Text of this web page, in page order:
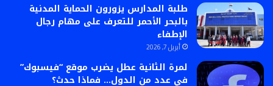
طلبة المدارس يزورون الحماية المدنية
بالبحر الأحمر للتعرف على مهام رجال
الإطفاء
أبريل 7, 2026
لمرة الثانية عطل يضرب موقع “فيسبوك”
في عدد من الدول… فماذا حدث؟